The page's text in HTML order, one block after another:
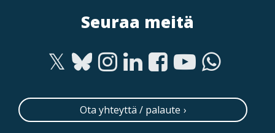
Seuraa meitä
Ota yhteyttä / palaute